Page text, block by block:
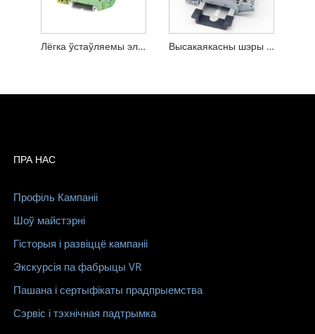
Лёгка ўстаўляемы электрычны клеммны блок. Жоўты і зялёны трывалы раз'ёмны блок Высакаякасны шэры JPTTB 2.5-PV Push ва ўніверсальнай клеммнай калодцы, сертыфікаванай CE
ПРА НАС
Профіль Кампаніі
Шоў майстэрні
Гісторыя і развіццё кампаніі
Экскурсія па фабрыцы VR
Пашана і сертыфікаты прадпрыемства
Сэрвіс і тэхнічная падтрымка